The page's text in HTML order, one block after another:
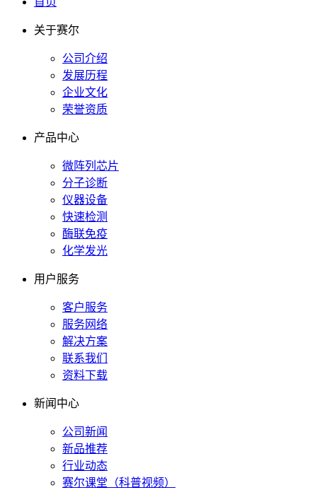
关于赛尔
公司介绍
发展历程
企业文化
荣誉资质
产品中心
微阵列芯片
分子诊断
仪器设备
快速检测
酶联免疫
化学发光
用户服务
客户服务
服务网络
解决方案
联系我们
资料下载
新闻中心
公司新闻
新品推荐
行业动态
赛尔课堂（科普视频）